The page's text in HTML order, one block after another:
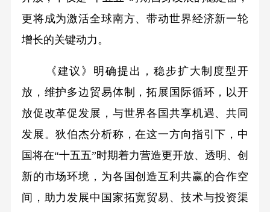
更将成为激活全球南方、带动世界经济新一轮
增长的关键动力。
《建议》明确提出，稳步扩大制度型开
放，维护多边贸易体制，拓展国际循环，以开
放促改革促发展，与世界各国共享机遇、共同
发展。狄伯杰分析称，在这一方向指引下，中
国将在“十五五”时期着力营造更开放、透明、创
新的市场环境，为各国创造互利共赢的合作空
间，助力发展中国家拓宽贸易、技术与投资渠